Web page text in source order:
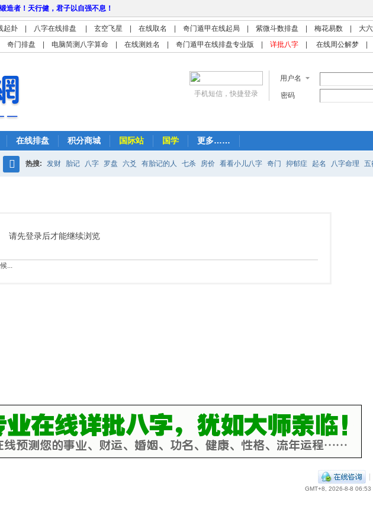
造者！天行健，君子以自强不息！
起卦 八字在线排盘 玄空飞星 在线取名 奇门遁甲在线起局 紫微斗数排盘 梅花易数 大
奇门排盘 电脑简测八字算命 在线测姓名 奇门遁甲在线排盘专业版 详批八字 在线周公解梦
用户名
密码
手机短信，快捷登录
在线排盘 积分商城 国际站 国学 更多……
热搜: 发财 胎记 八字 罗盘 六爻 有胎记的人 七杀 房价 看看小儿八字 奇门 抑郁症 起名 八字命理 五
请先登录后才能继续浏览
...
|
GMT+8, 2026-8-8 06:53